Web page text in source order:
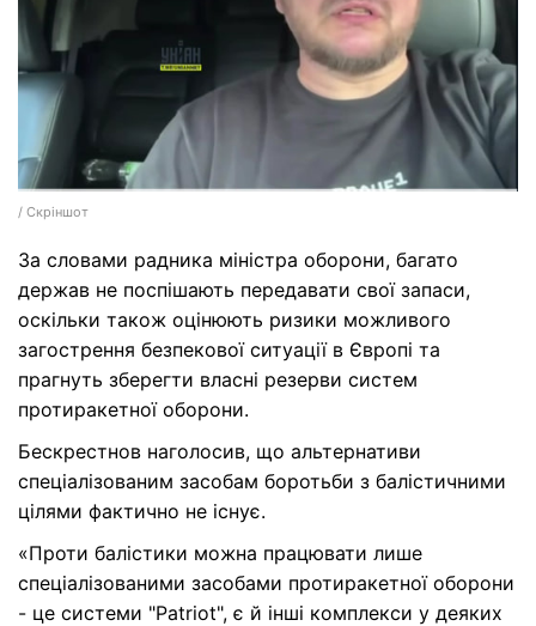
/ Скріншот
За словами радника міністра оборони, багато
держав не поспішають передавати свої запаси,
оскільки також оцінюють ризики можливого
загострення безпекової ситуації в Європі та
прагнуть зберегти власні резерви систем
протиракетної оборони.
Бескрестнов наголосив, що альтернативи
спеціалізованим засобам боротьби з балістичними
цілями фактично не існує.
«Проти балістики можна працювати лише
спеціалізованими засобами протиракетної оборони
- це системи "Patriot", є й інші комплекси у деяких